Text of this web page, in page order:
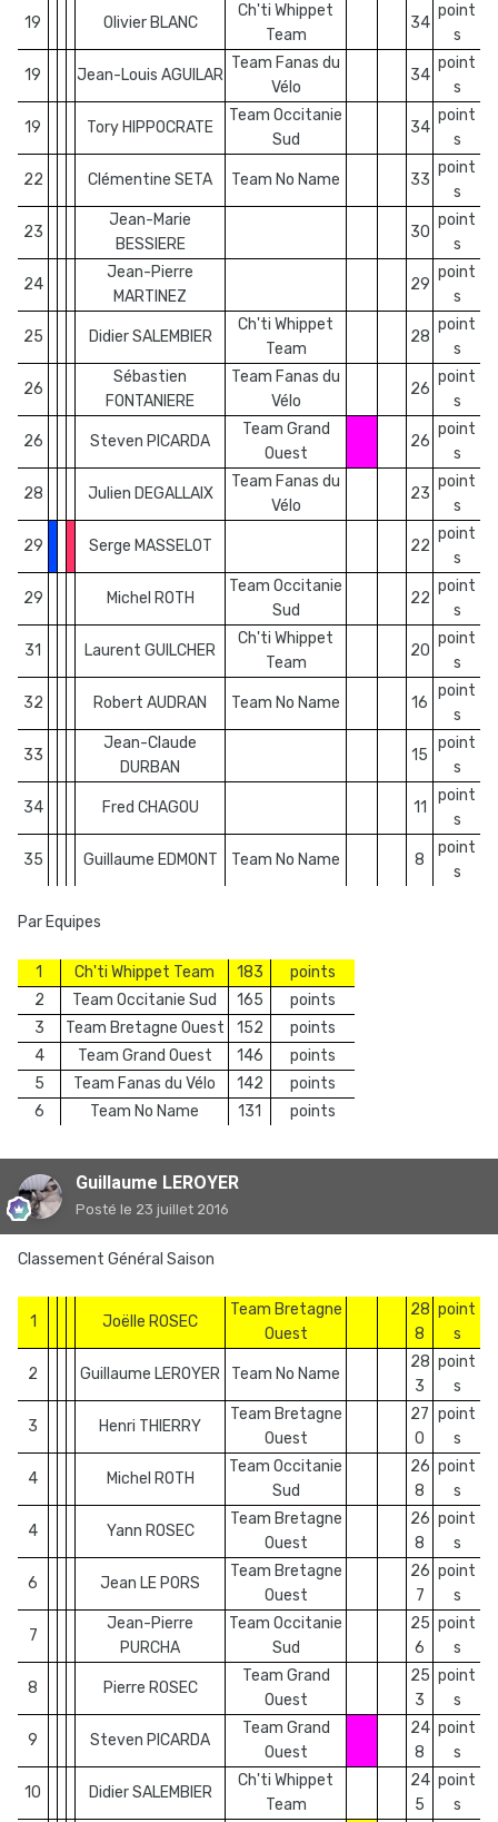
19 Olivier BLANC
Ch'ti Whippet
Team
34
point
s
19 Jean-Louis AGUILAR
Team Fanas du
Vélo
34
point
s
19 Tory HIPPOCRATE
Team Occitanie
Sud
34
point
s
22 Clémentine SETA Team No Name 33
point
s
23
Jean-Marie
BESSIERE
30
point
s
24
Jean-Pierre
MARTINEZ
29
point
s
25 Didier SALEMBIER
Ch'ti Whippet
Team
28
point
s
26
Sébastien
FONTANIERE
Team Fanas du
Vélo
26
point
s
26 Steven PICARDA
Team Grand
Ouest
26
point
s
28 Julien DEGALLAIX
Team Fanas du
Vélo
23
point
s
29 Serge MASSELOT 22
point
s
29 Michel ROTH
Team Occitanie
Sud
22
point
s
31 Laurent GUILCHER
Ch'ti Whippet
Team
20
point
s
32 Robert AUDRAN Team No Name 16
point
s
33
Jean-Claude
DURBAN
15
point
s
34 Fred CHAGOU 11
point
s
35 Guillaume EDMONT Team No Name 8
point
s
Par Equipes
1 Ch'ti Whippet Team 183
points
2
Team Occitanie Sud 165
points
3
Team Bretagne Ouest 152
points
4
Team Grand Ouest 146
points
5
Team Fanas du Vélo 142
points
6
Team No Name 131 points
Guillaume LEROYER
Posté le 23 juillet 2016
Classement Général Saison
1 Joëlle ROSEC
Team Bretagne
Ouest
28
8
point
s
2 Guillaume LEROYER Team No Name
28
3
point
s
3 Henri THIERRY
Team Bretagne
Ouest
27
0
point
s
4 Michel ROTH
Team Occitanie
Sud
26
8
point
s
4 Yann ROSEC
Team Bretagne
Ouest
26
8
point
s
6 Jean LE PORS
Team Bretagne
Ouest
26
7
point
s
7
Jean-Pierre
PURCHA
Team Occitanie
Sud
25
6
point
s
8 Pierre ROSEC
Team Grand
Ouest
25
3
point
s
9 Steven PICARDA
Team Grand
Ouest
24
8
point
s
10 Didier SALEMBIER
Ch'ti Whippet
Team
24
5
point
s